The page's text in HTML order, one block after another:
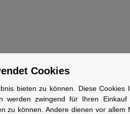
Hochdruckpumpe für die
Cookies
bieten zu können. Diese Cookies
werden zwingend für Ihren
zu können. Andere dienen vor allem